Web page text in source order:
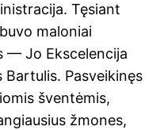
Tęsiant
maloniai
— Jo Ekscelencija
Bartulis. Pasveikinęs
šventėmis,
žmones,